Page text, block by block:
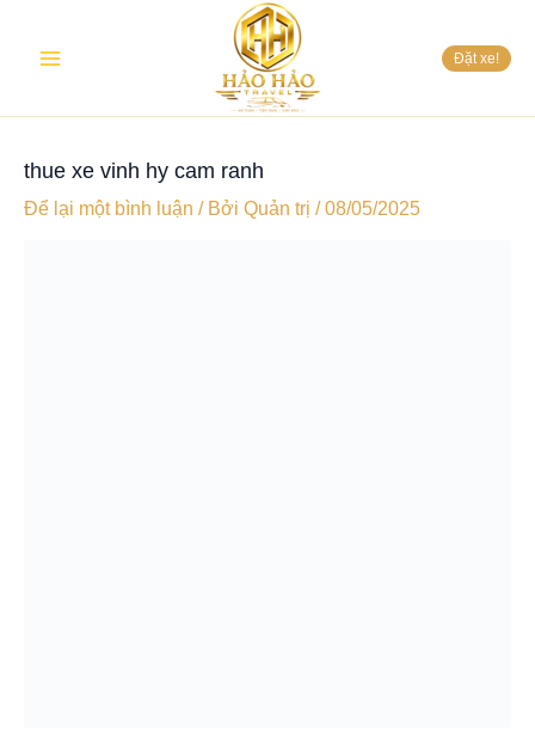
Đặt xe!
thue xe vinh hy cam ranh
Để lại một bình luận / Bởi Quản trị /08/05/2025